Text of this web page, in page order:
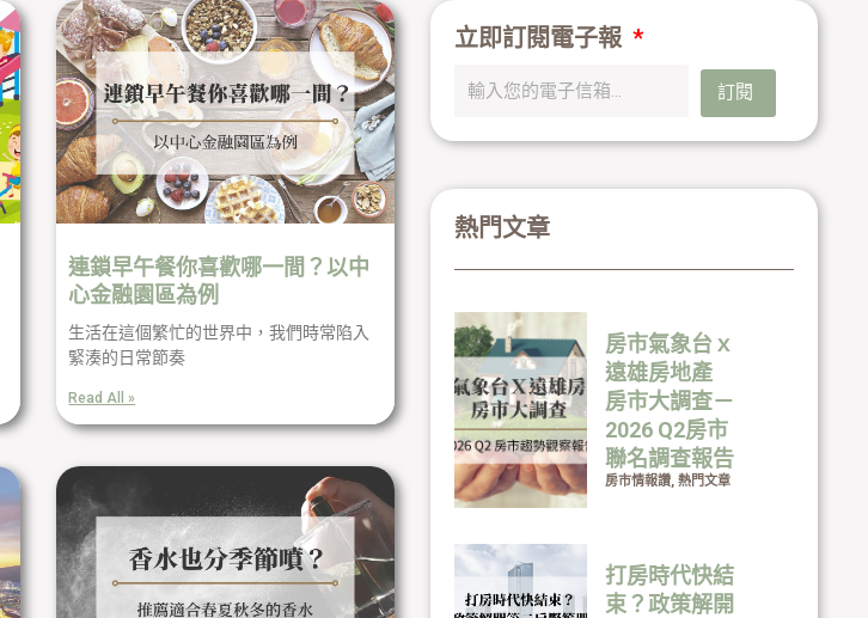
連鎖早午餐你喜歡哪一間？以中
心金融園區為例
生活在這個繁忙的世界中，我們時常陷入
緊湊的日常節奏
Read All »
立即訂閱電子報
訂閱
熱門文章
房市氣象台ｘ
遠雄房地產
房市大調查－
2026 Q2房市
聯名調查報告
房市情報讚 ,熱門文章
打房時代快結
束？政策解開